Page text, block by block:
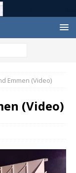
Emmen (Video)
(Video)